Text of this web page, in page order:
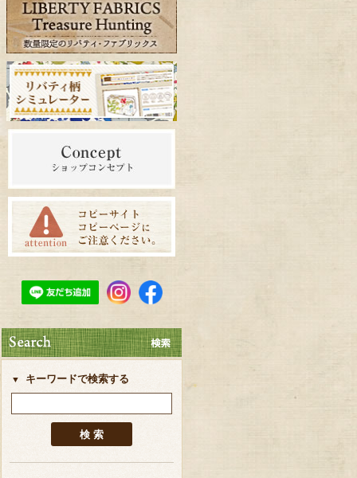
キーワードで検索する